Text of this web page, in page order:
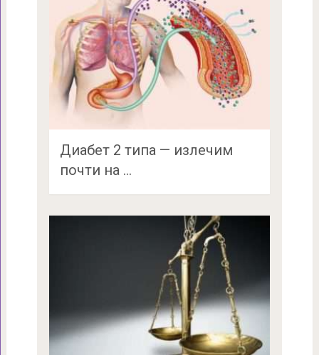
Диабет 2 типа — излечим
почти на …